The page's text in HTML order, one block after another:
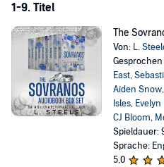
This is a box set of eight marriage
featuring grumpy, possessive
pretend marriage, only to fall for
must grovel to win their hearts,
your breath away!
There is banter, forced proximity,
marriages, grumpy-sunshine,
for you, festive cheer, lots of angst
Also a meddling nonna who plays
1-9. Titel
The
Von: L.
East,
Aiden Snow,
Isles, Evelyn
CJ Bloom,
Spieldauer:
Sprache:
5,0